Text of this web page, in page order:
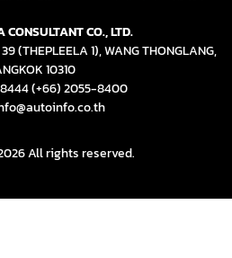
CO., LTD.
(THEPLEELA 1), WANG THONGLANG,
10310
(+66) 2055-8400
All rights reserved.